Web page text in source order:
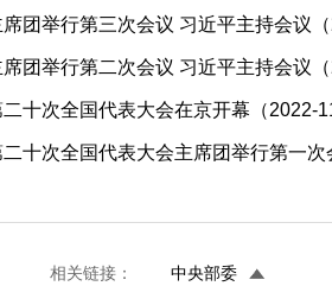
团举行第三次会议 习近平主持会议（
团举行第二次会议 习近平主持会议（
十次全国代表大会在京开幕（2022-
十次全国代表大会主席团举行第一次
相关链接： 中央部委